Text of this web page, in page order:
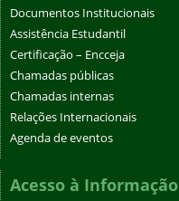
Documentos Institucionais
Assistência Estudantil
Certificação – Encceja
Chamadas públicas
Chamadas internas
Relações Internacionais
Agenda de eventos
Acesso à Informação